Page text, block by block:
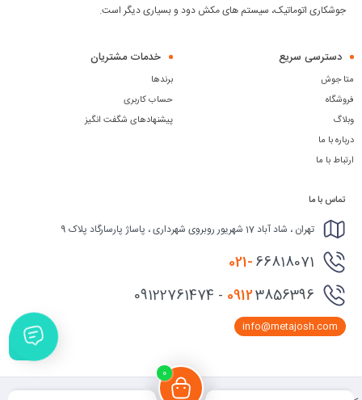
فیلـتر 0
جوشکاری اتوماتیک، سیستم های مکش دود و بسیاری دیگر است.
دسترسی سریع
متا جوش
فروشگاه
وبلاگ
درباره با ما
ارتباط با ما
خدمات مشتریان
برندها
حساب کاربری
پیشنهادهای شگفت انگیز
تماس با ما
تهران ، شاد آباد 17 شهریور روبروی شهرداری ، پاساژ پارسارگاد پلاک 9
021-66818071
09123856396 - 09122761474
info@metajosh.com